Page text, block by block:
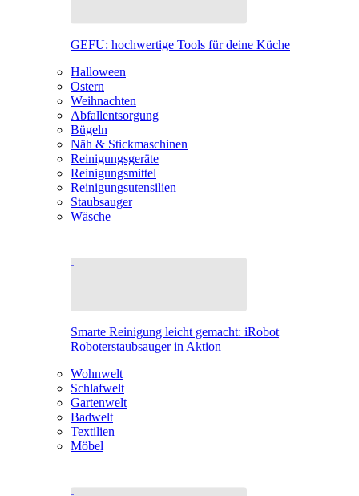
GEFU: hochwertige Tools für deine Küche
Halloween
Ostern
Weihnachten
Abfallentsorgung
Bügeln
Näh & Stickmaschinen
Reinigungsgeräte
Reinigungsmittel
Reinigungsutensilien
Staubsauger
Wäsche
Smarte Reinigung leicht gemacht: iRobot
Roboterstaubsauger in Aktion
Wohnwelt
Schlafwelt
Gartenwelt
Badwelt
Textilien
Möbel